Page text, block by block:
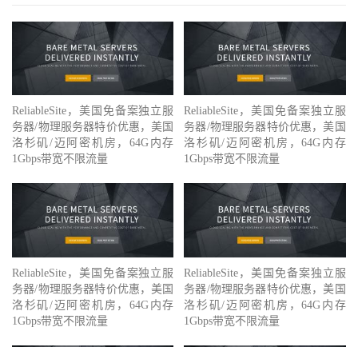
ReliableSite，美国免备案独立服
务器/物理服务器特价优惠，美国
洛杉矶/迈阿密机房，64G内存
1Gbps带宽不限流量
ReliableSite，美国免备案独立服
务器/物理服务器特价优惠，美国
洛杉矶/迈阿密机房，64G内存
1Gbps带宽不限流量
ReliableSite，美国免备案独立服
务器/物理服务器特价优惠，美国
洛杉矶/迈阿密机房，64G内存
1Gbps带宽不限流量
ReliableSite，美国免备案独立服
务器/物理服务器特价优惠，美国
洛杉矶/迈阿密机房，64G内存
1Gbps带宽不限流量